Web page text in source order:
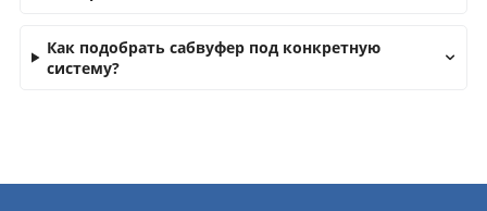
Как подобрать сабвуфер под конкретную
систему?